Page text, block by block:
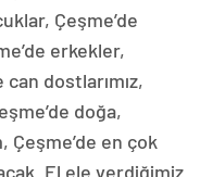
Çeşme’de
erkekler,
can dostlarımız,
doğa,
Çeşme’de en çok
El ele verdiğimiz